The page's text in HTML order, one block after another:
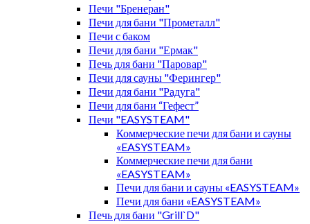
Печи "Бренеран"
Печи для бани "Прометалл"
Печи с баком
Печи для бани "Ермак"
Печь для бани "Паровар"
Печи для сауны "Ферингер"
Печи для бани "Радуга"
Печи для бани “Гефест”
Печи "EASYSTEAM"
Коммерческие печи для бани и сауны
«EASYSTEAM»
Коммерческие печи для бани
«EASYSTEAM»
Печи для бани и сауны «EASYSTEAM»
Печи для бани «EASYSTEAM»
Печь для бани "Grill`D"